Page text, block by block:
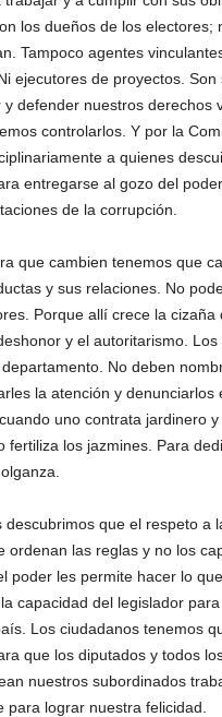
los dueños de los electores;
Tampoco agentes
ejecutores de proyectos.
defender nuestros derechos
controlarlos. Y por la
a quienes
entregarse al gozo del
de la corrupción.
que cambien tenemos que
y sus relaciones. No
Porque allí crece la cizaña
y el autoritarismo.
No deben
la atención y denunciarlos
uno contrata jardinero
fertiliza los jazmines. Para
descubrimos que el respeto a
ordenan las reglas y no los
poder les permite hacer lo
capacidad del legislador
Los ciudadanos tenemos
que los diputados y todos
nuestros subordinados
para lograr nuestra felicidad.